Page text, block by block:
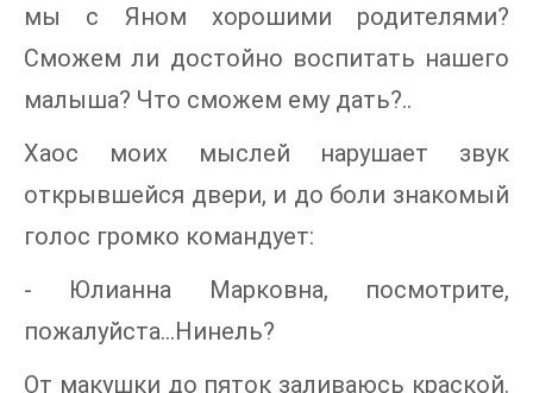
мы с Яном хорошими родителями?
Сможем ли достойно воспитать нашего
малыша? Что сможем ему дать?..
Хаос моих мыслей нарушает звук
открывшейся двери, и до боли знакомый
голос громко командует:
- Юлианна Марковна, посмотрите,
пожалуйста…Нинель?
От макушки до пяток заливаюсь краской.